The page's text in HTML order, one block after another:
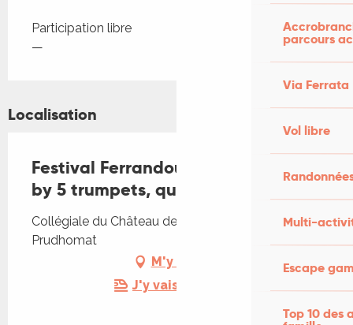
parcours
Via Ferrata
Vol libre
Multi-
Escape
Top 10 des
Tarifs 2026
Participation libre
—
Localisation
Festival Ferrandou Musique - Five
by 5 trumpets, quintette à cuivres
Collégiale du Château de Castelnau, 46130
Prudhomat
M'y rendre
J'y vais en train !